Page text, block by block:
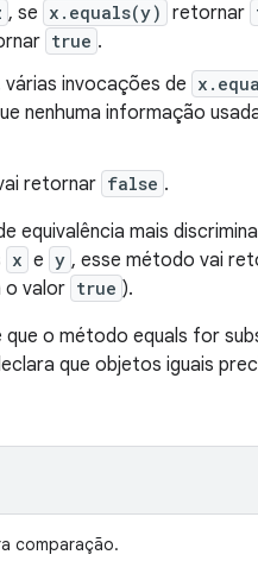
, se x.equals(y) retornar
true .
várias invocações de
nenhuma informação
retornar false .
equivalência mais
x e y , esse método vai
o valor true ).
que o método equals for
que objetos iguais
comparação.